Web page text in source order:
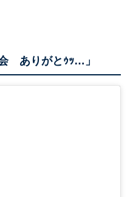
ありがとｩｯ…」